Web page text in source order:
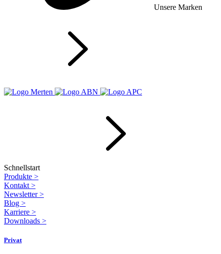
Unsere Marken
Schnellstart
Produkte >
Kontakt >
Newsletter>
Blog >
Karriere >
Downloads >
Privat